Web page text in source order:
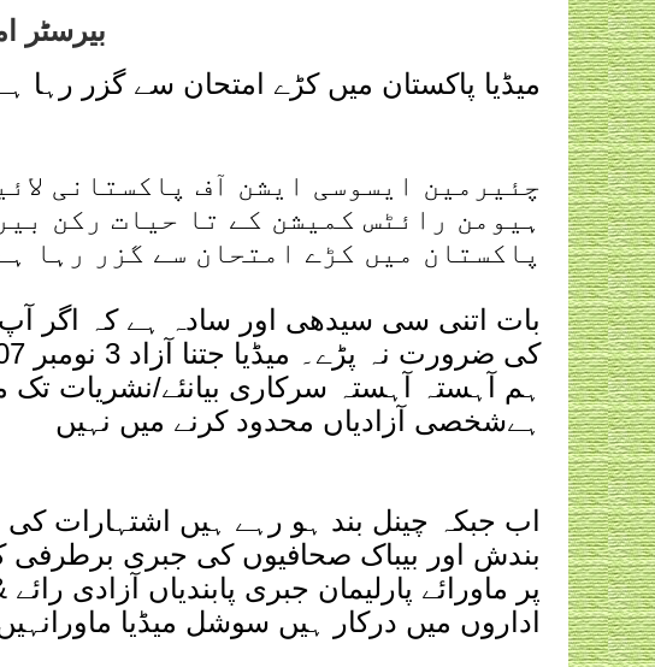
میڈیا پاکستان میں کڑے امتحان سے گزر رہا
چئیرمین ایسوسی ایشن آف پاکستانی
ہیومن رائٹس کمیشن کے تا حیات رکن
پاکستان میں کڑے امتحان سے گزر رہا
‏بات اتنی سی سیدھی اور سادہ ہے کہ اگر آپ
ہم آہستہ آہستہ سرکاری بیانئے/نشریات
ہےشخصی آزادیاں محدود کرنے میں نہیں
‏اب جبکہ چینل بند ہو رہے ہیں اشتہارات
بندش اور بیباک صحافیوں کی جبری
پر ماورائے پارلیمان جبری پابندیاں آزادی
اداروں میں درکار ہیں سوشل میڈیا